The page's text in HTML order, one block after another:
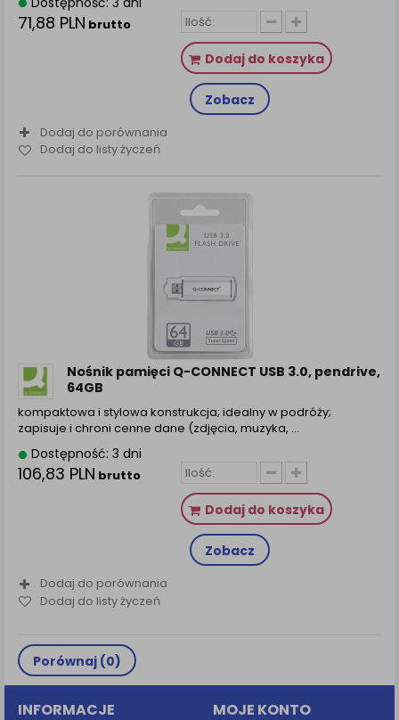
71,88 PLN brutto
Dodaj do koszyka
Zobacz
Dodaj do porównania
Dodaj do listy życzeń
Nośnik pamięci Q-CONNECT USB 3.0, pendrive,
64GB
kompaktowa i stylowa konstrukcja; idealny w podróży;
zapisuje i chroni cenne dane (zdjęcia, muzyka, ...
Dostępność: 3 dni
106,83 PLN brutto
Dodaj do koszyka
Zobacz
Dodaj do porównania
Dodaj do listy życzeń
Porównaj (0)
INFORMACJE MOJE KONTO